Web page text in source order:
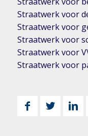
Straatwerk voor
Straatwerk voor
Straatwerk voor
Straatwerk voor
Straatwerk voor